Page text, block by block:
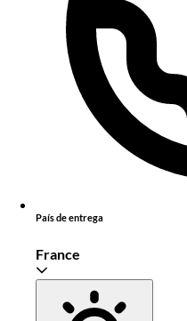
País de entrega
France